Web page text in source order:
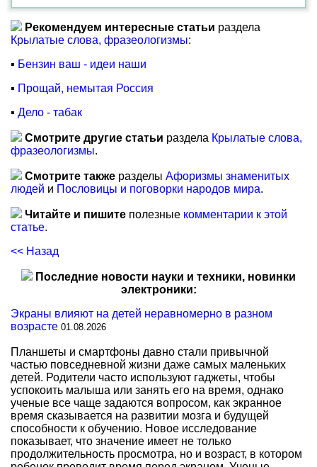
Рекомендуем интересные статьи раздела
Крылатые слова, фразеологизмы:
▪ Бензин ваш - идеи наши
▪ Прощай, немытая Россия
▪ Дело - табак
Смотрите другие статьи раздела Крылатые слова,
фразеологизмы.
Смотрите также разделы Афоризмы знаменитых
людей и Пословицы и поговорки народов мира.
Читайте и пишите полезные комментарии к этой
статье.
<< Назад
Последние новости науки и техники, новинки
электроники:
Экраны влияют на детей неравномерно в разном
возрасте 01.08.2026
Планшеты и смартфоны давно стали привычной
частью повседневной жизни даже самых маленьких
детей. Родители часто используют гаджеты, чтобы
успокоить малыша или занять его на время, однако
ученые все чаще задаются вопросом, как экранное
время сказывается на развитии мозга и будущей
способности к обучению. Новое исследование
показывает, что значение имеет не только
продолжительность просмотра, но и возраст, в котором